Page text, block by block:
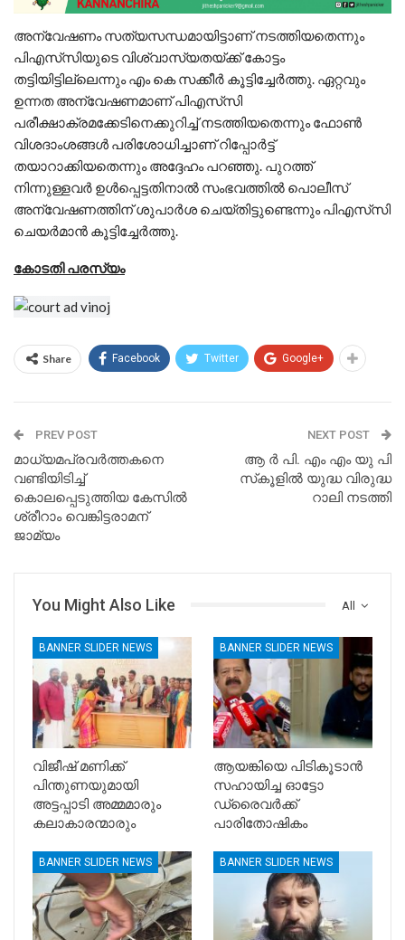
അന്വേഷണം സത്യസന്ധമായിട്ടാണ് നടത്തിയതെന്നും
പിഎസ്‍സിയുടെ വിശ്വാസ്യതയ്ക്ക് കോട്ടം
തട്ടിയിട്ടില്ലെന്നും എം കെ സക്കീർ കൂട്ടിച്ചേര്‍ത്തു. ഏറ്റവും
ഉന്നത അന്വേഷണമാണ് പിഎസ്‍സി
പരീക്ഷാക്രമക്കേടിനെക്കുറിച്ച് നടത്തിയതെന്നും ഫോൺ
വിശദാംശങ്ങൾ പരിശോധിച്ചാണ് റിപ്പോർട്ട്
തയാറാക്കിയതെന്നും അദ്ദേഹം പറഞ്ഞു. പുറത്ത്
നിന്നുള്ളവർ ഉൾപ്പെട്ടതിനാൽ സംഭവത്തില്‍ പൊലീസ്
അന്വേഷണത്തിന് ശുപാർശ ചെയ്തിട്ടുണ്ടെന്നും പിഎസ്‍സി
ചെയർമാൻ കൂട്ടിച്ചേര്‍ത്തു.
കോടതി പരസ്യം
Share Facebook Twitter Google+
PREV POST
മാധ്യമപ്രവര്‍ത്തകനെ
വണ്ടിയിടിച്ച്
കൊലപ്പെടുത്തിയ കേസില്‍
ശ്രീറാം വെങ്കിട്ടരാമന്
ജാമ്യം
NEXT POST
ആ ർ പി. എം എം യു പി
സ്‌കൂളിൽ യുദ്ധ വിരുദ്ധ
റാലി നടത്തി
All
You Might Also Like
BANNER SLIDER NEWS
വിജീഷ് മണിക്ക്
പിന്തുണയുമായി
അട്ടപ്പാടി അമ്മമാരും
കലാകാരന്മാരും
BANNER SLIDER NEWS
ആയങ്കിയെ പിടികൂടാൻ
സഹായിച്ച ഓട്ടോ
ഡ്രൈവർക്ക്
പാരിതോഷികം
BANNER SLIDER NEWS BANNER SLIDER NEWS